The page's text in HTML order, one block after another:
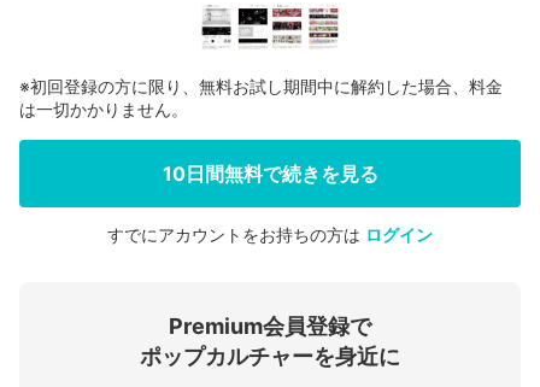
会員登録する
ログインする
※初回登録の方に限り、無料お試し期間中に解約した場合、料金
は一切かかりません。
10日間無料で続きを見る
すでにアカウントをお持ちの方は ログイン
Premium会員登録で
ポップカルチャーを身近に